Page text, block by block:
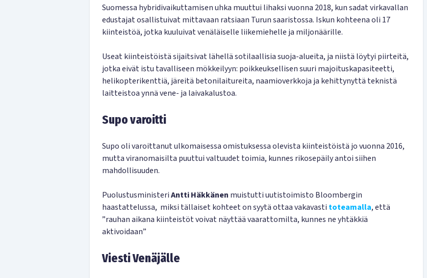
Suomessa hybridivaikuttamisen uhka muuttui lihaksi vuonna 2018, kun sadat virkavallan
edustajat osallistuivat mittavaan ratsiaan Turun saaristossa. Iskun kohteena oli 17
kiinteistöä, jotka kuuluivat venäläiselle liikemiehelle ja miljonäärille.
Useat kiinteistöistä sijaitsivat lähellä sotilaallisia suoja-alueita, ja niistä löytyi piirteitä,
jotka eivät istu tavalliseen mökkeilyyn: poikkeuksellisen suuri majoituskapasiteetti,
helikopterikenttiä, järeitä betonilaitureita, naamioverkkoja ja kehittynyttä teknistä
laitteistoa ynnä vene- ja laivakalustoa.
Supo varoitti
Supo oli varoittanut ulkomaisessa omistuksessa olevista kiinteistöistä jo vuonna 2016,
mutta viranomaisilta puuttui valtuudet toimia, kunnes rikosepäily antoi siihen
mahdollisuuden.
PuolustusministeriAntti Häkkänen muistutti uutistoimisto Bloombergin
haastattelussa, miksi tällaiset kohteet on syytä ottaa vakavasti toteamalla, että
”rauhan aikana kiinteistöt voivat näyttää vaarattomilta, kunnes ne yhtäkkiä
aktivoidaan”
Viesti Venäjälle